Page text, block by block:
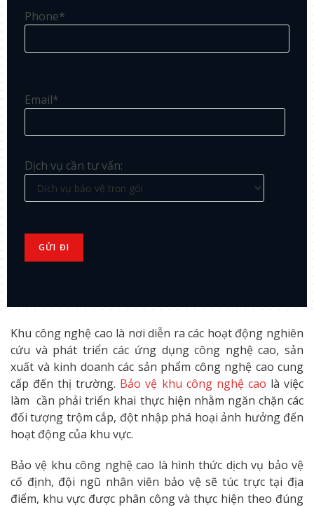
Phone*
Email*
Dịch vụ cần tư vấn:
Khu công nghệ cao là nơi diễn ra các hoạt động nghiên
cứu và phát triển các ứng dụng công nghệ cao, sản
xuất và kinh doanh các sản phẩm công nghệ cao cung
cấp đến thị trường. Bảo vệ khu công nghệ cao là việc
làm cần phải triển khai thực hiện nhằm ngăn chặn các
đối tượng trộm cắp, đột nhập phá hoại ảnh hưởng đến
hoạt động của khu vực.
Bảo vệ khu công nghệ cao là hình thức dịch vụ bảo vệ
cố định, đội ngũ nhân viên bảo vệ sẽ túc trực tại địa
điểm, khu vực được phân công và thực hiện theo đúng